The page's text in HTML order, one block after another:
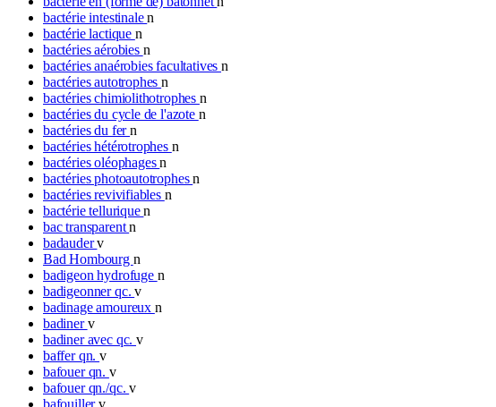
bactérie intestinalen
bactérie lactique n
bactéries aérobies n
bactéries anaérobies facultativesn
bactéries autotrophesn
bactéries chimiolithotrophes n
bactéries du cycle de l'azote n
bactéries du fern
bactéries hétérotrophes n
bactéries oléophagesn
bactéries photoautotrophesn
bactéries revivifiables n
bactérie telluriquen
bac transparentn
badauderv
Bad Hombourg n
badigeon hydrofuge n
badigeonner qc.v
badinage amoureux n
badinerv
badiner avec qc.v
baffer qn.v
bafouer qn. v
bafouer qn./qc.v
bafouillerv